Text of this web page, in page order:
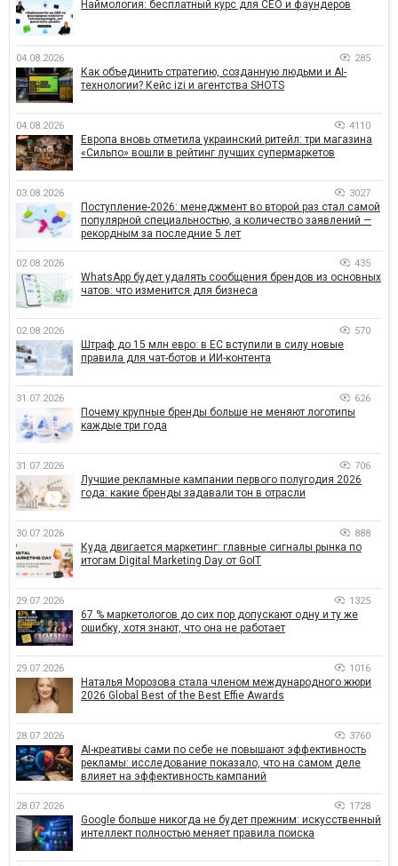
Наймология: бесплатный курс для CEO и фаундеров
04.08.2026 285
Как объединить стратегию, созданную людьми и AI-
технологии? Кейс izi и агентства SHOTS
04.08.2026 4110
Европа вновь отметила украинский ритейл: три магазина
«Сильпо» вошли в рейтинг лучших супермаркетов
03.08.2026 3027
Поступление-2026: менеджмент во второй раз стал самой
популярной специальностью, а количество заявлений —
рекордным за последние 5 лет
02.08.2026 435
WhatsApp будет удалять сообщения брендов из основных
чатов: что изменится для бизнеса
02.08.2026 570
Штраф до 15 млн евро: в ЕС вступили в силу новые
правила для чат-ботов и ИИ-контента
31.07.2026 626
Почему крупные бренды больше не меняют логотипы
каждые три года
31.07.2026 706
Лучшие рекламные кампании первого полугодия 2026
года: какие бренды задавали тон в отрасли
30.07.2026 888
Куда двигается маркетинг: главные сигналы рынка по
итогам Digital Marketing Day от GoIT
29.07.2026 1325
67 % маркетологов до сих пор допускают одну и ту же
ошибку, хотя знают, что она не работает
29.07.2026 1016
Наталья Морозова стала членом международного жюри
2026 Global Best of the Best Effie Awards
28.07.2026 3760
AI-креативы сами по себе не повышают эффективность
рекламы: исследование показало, что на самом деле
влияет на эффективность кампаний
28.07.2026 1728
Google больше никогда не будет прежним: искусственный
интеллект полностью меняет правила поиска